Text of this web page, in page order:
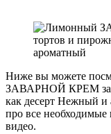
Ниже вы можете
ЗАВАРНОЙ КРЕМ за
как десерт Нежный и
про все необходимые
видео.